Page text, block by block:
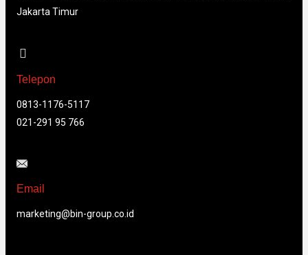
Jakarta Timur
Telepon
0813-1176-5117
021-291 95 766
Email
marketing@bin-group.co.id